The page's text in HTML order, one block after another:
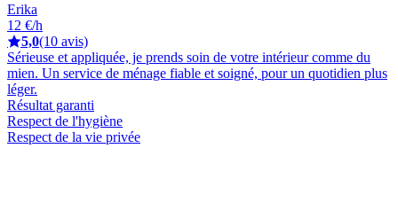
Erika
12 €/h
5,0(10 avis)
Sérieuse et appliquée, je prends soin de votre intérieur comme du
mien. Un service de ménage fiable et soigné, pour un quotidien plus
léger.
Résultat garanti
Respect de l'hygiène
Respect de la vie privée